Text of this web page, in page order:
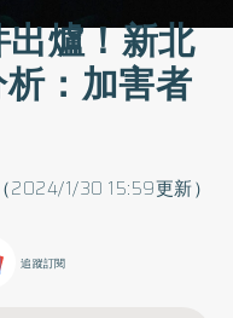
爐！新北
：加害者
1/30 15:59更新）
追蹤訂閱